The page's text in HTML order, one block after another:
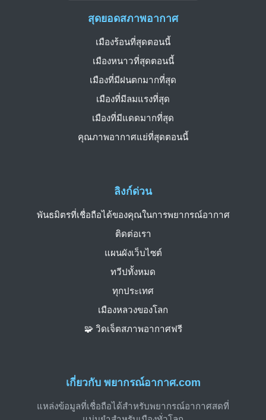
เกี่ยวกับ พยากรณ์อากาศ.com
แหล่งข้อมูลที่เชื่อถือได้สำหรับพยากรณ์อากาศสดที่
ลิงก์ด่วน
พันธมิตรที่เชื่อถือได้ของคุณในการพยากรณ์อากาศ
ติดต่อเรา
แผนผังเว็บไซต์
ทวีปทั้งหมด
ทุกประเทศ
เมืองหลวงของโลก
🧩 วิดเจ็ตสภาพอากาศฟรี
สุดยอดสภาพอากาศ
เมืองร้อนที่สุดตอนนี้
เมืองหนาวที่สุดตอนนี้
เมืองที่มีฝนตกมากที่สุด
เมืองที่มีลมแรงที่สุด
เมืองที่มีแดดมากที่สุด
คุณภาพอากาศแย่ที่สุดตอนนี้